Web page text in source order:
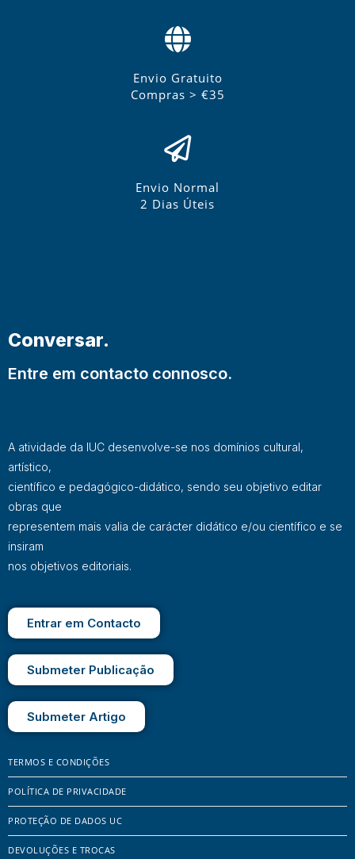
Envio Gratuito
Compras > €35
Envio Normal
2 Dias Úteis
Conversar.
Entre em contacto connosco.
A atividade da IUC desenvolve-se nos domínios cultural,
artístico,
científico e pedagógico-didático, sendo seu objetivo editar
obras que
representem mais valia de carácter didático e/ou científico e se
insiram
nos objetivos editoriais.
Entrar em Contacto
Submeter Publicação
Submeter Artigo
TERMOS E CONDIÇÕES
POLÍTICA DE PRIVACIDADE
PROTEÇÃO DE DADOS UC
DEVOLUÇÕES E TROCAS